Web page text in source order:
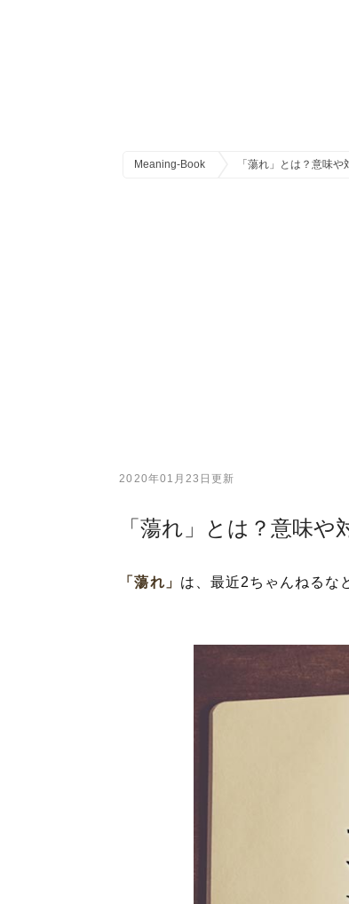
Meaning-Book 「蕩れ」とは？意味
2020年01月23日更新
「蕩れ」とは？意味
「蕩れ」 は、最近2ちゃんねるな